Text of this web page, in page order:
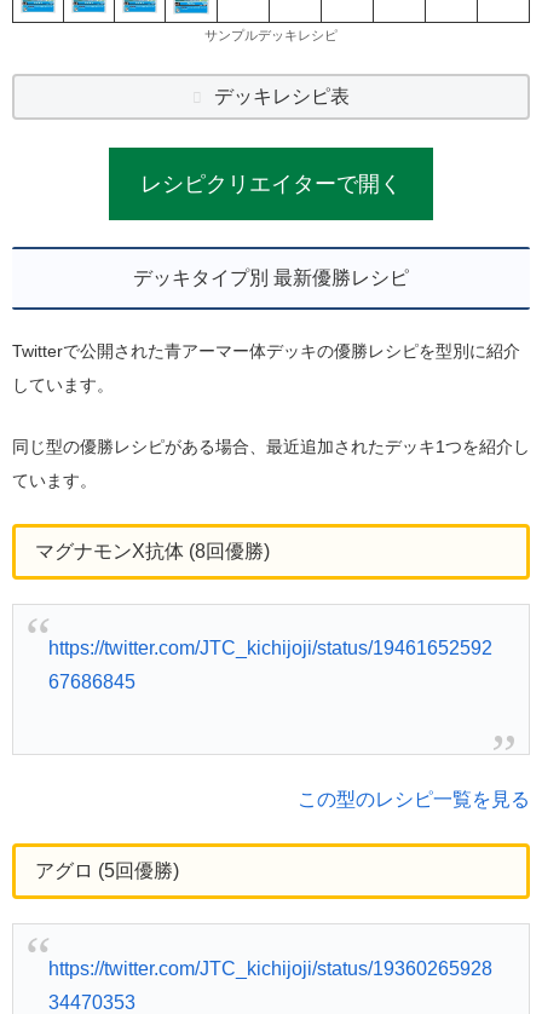
サンプルデッキレシピ
デッキレシピ表
レシピクリエイターで開く
デッキタイプ別 最新優勝レシピ
Twitterで公開された青アーマー体デッキの優勝レシピを型別に紹介
しています。
同じ型の優勝レシピがある場合、最近追加されたデッキ1つを紹介し
ています。
マグナモンX抗体 (8回優勝)
https://twitter.com/JTC_kichijoji/status/19461652592
67686845
この型のレシピ一覧を見る
アグロ (5回優勝)
https://twitter.com/JTC_kichijoji/status/19360265928
34470353